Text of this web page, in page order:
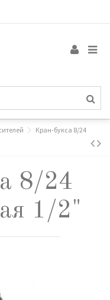
Кран-букса 8/24
8/24
1/2"